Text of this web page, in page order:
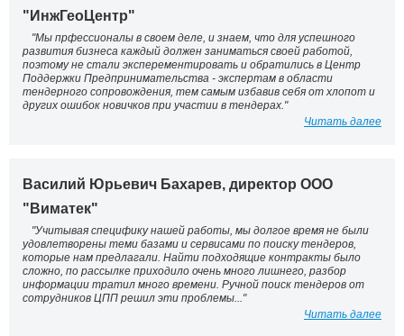
"ИнжГеоЦентр"
"Мы прфессионалы в своем деле, и знаем, что для успешного
развития бизнеса каждый должен заниматься своей работой,
поэтому не стали эксперементировать и обратились в Центр
Поддержки Предпринимательства - экспертам в области
тендерного сопровождения, тем самым избавив себя от хлопот и
других ошибок новичков при участии в тендерах."
Читать далее
Вacилий Юрьевич Бaxaрев, директор ООО
"Bимaтeк"
"Учитывая специфику нашей работы, мы долгое время не были
удовлетворены теми базами и сервисами по поиску тендеров,
которые нам предлагали. Найти подходящие контракты было
сложно, по рассылке приходило очень много лишнего, разбор
информации тратил много времени. Ручной поиск тендеров от
сотрудников ЦПП решил эти проблемы..."
Читать далее